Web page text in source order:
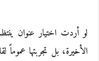
لو أردت اختيار عنوان
الأخيرة، بل تجربتها عموماً